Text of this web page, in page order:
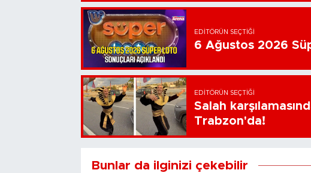
EDITÖRÜN SEÇTIĞI
6 Ağustos 2026
EDITÖRÜN SEÇTIĞI
Salah
Trabzon'da!
Bunlar da ilginizi çekebilir